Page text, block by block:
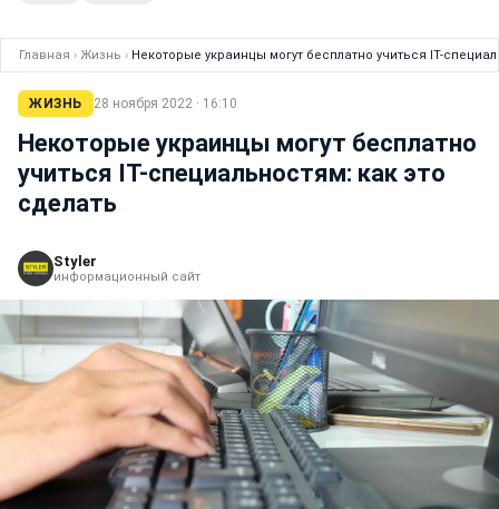
Главная › Жизнь › Некоторые украинцы могут бесплатно учиться IT-
ЖИЗНЬ 28 ноября 2022 · 16:10
Некоторые украинцы могут бесплатно
учиться IT-специальностям: как это
сделать
Styler
информационный сайт